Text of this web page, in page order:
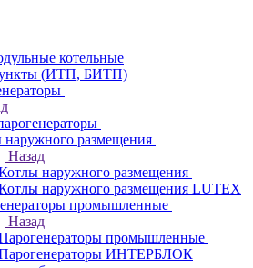
котельные
(ИТП, БИТП)
наружного размещения
Назад
наружного размещения
наружного размещения LUTEX
промышленные
Назад
промышленные
ИНТЕРБЛОК